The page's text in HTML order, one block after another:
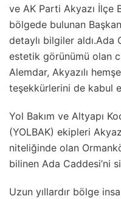
ve AK Parti Akyazı İlçe
bölgede bulunan
detaylı bilgiler aldı.Ada
estetik görünümü olan
Alemdar, Akyazılı
teşekkürlerini de kabul
Yol Bakım ve Altyapı
(YOLBAK) ekipleri
niteliğinde olan
bilinen Ada Caddesi’ni
Uzun yıllardır bölge